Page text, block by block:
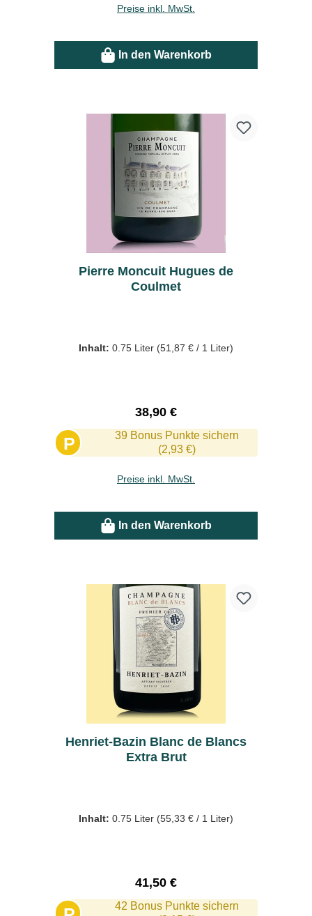
Preise inkl. MwSt.
In den Warenkorb
Pierre Moncuit Hugues de
Coulmet
Inhalt: 0.75 Liter (51,87 € / 1 Liter)
Regulärer Preis:
38,90 €
P
39 Bonus Punkte sichern
(2,93 €)
Preise inkl. MwSt.
In den Warenkorb
Henriet-Bazin Blanc de Blancs
Extra Brut
Inhalt: 0.75 Liter (55,33 € / 1 Liter)
Regulärer Preis:
41,50 €
42 Bonus Punkte sichern